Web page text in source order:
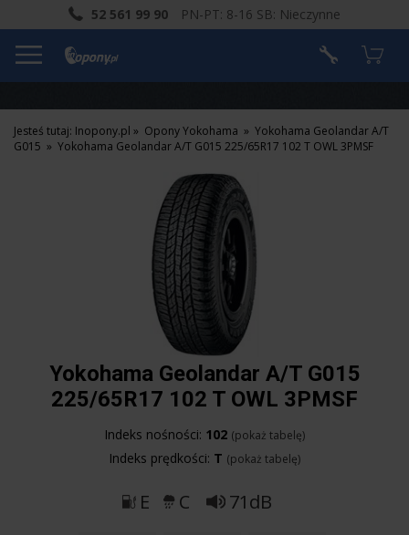
52 561 99 90 PN-PT: 8-16 SB: Nieczynne
Jesteś tutaj: Inopony.pl » Opony Yokohama » Yokohama Geolandar A/T
G015 » Yokohama Geolandar A/T G015 225/65R17 102 T OWL 3PMSF
Yokohama Geolandar A/T G015
225/65R17 102 T OWL 3PMSF
Indeks nośności: 102 (pokaż tabelę)
Indeks prędkości: T (pokaż tabelę)
E C 71dB